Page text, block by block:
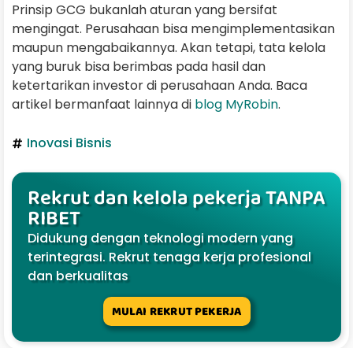
Prinsip GCG bukanlah aturan yang bersifat
mengingat. Perusahaan bisa mengimplementasikan
maupun mengabaikannya. Akan tetapi, tata kelola
yang buruk bisa berimbas pada hasil dan
ketertarikan investor di perusahaan Anda. Baca
artikel bermanfaat lainnya di blog MyRobin.
Inovasi Bisnis
Rekrut dan kelola pekerja TANPA
RIBET
Didukung dengan teknologi modern yang
terintegrasi. Rekrut tenaga kerja profesional
dan berkualitas
MULAI REKRUT PEKERJA